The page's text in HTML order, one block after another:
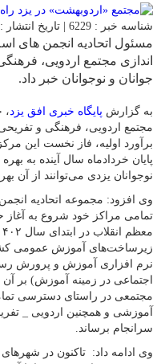
شناسه خبر : 6229 | تاریخ انتشار : 29 خرداد 1403 - 17:24 |
مسئول اتحادیه انجمن های
اندازی مجتمع اردویی،
جوانان و نوجوانان خبر داد.
به گزارش پایگاه خبری افق یزد ،
مجتمع اردویی، فرهنگی و
برآورد اولیه، فاز نخست این
پایان خردادماه سال آینده به
نوجوانان یزدی می‌توانند از آن
وی افزود: مجموعه اتحادیه‌
تمامی مراکز خود شروع به آغاز
زیرساخت‌های آموزش عمومی
نرم افزاری آموزش و پرورش
اجتماعی در زمینه آموزش) بر
مجتمعی در راستای دسترسی
آموزشی و همچنین اردویی _
سرانجام برساند.
وی ادامه داد: تاکنون در